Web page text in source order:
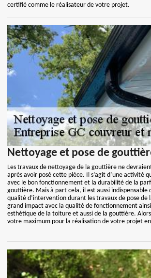
certifié comme le réalisateur de votre projet.
Nettoyage et pose de
Les travaux de nettoyage de la gouttière ne
après avoir posé cette pièce. Il s’agit d’une activité
avec le bon fonctionnement et la durabilité de la
gouttière. Mais à part cela, il est aussi indispensable
qualité d’intervention durant les travaux de pose de
grand impact avec la qualité de fonctionnement ainsi
esthétique de la toiture et aussi de la gouttière.
votre maximum pour la réalisation de votre projet